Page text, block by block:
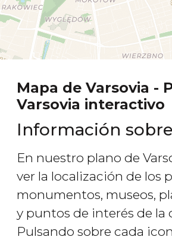
Mapa de Varsovia -
Varsovia interactivo
Información
En nuestro plano de
ver la localización de los
monumentos, museos,
y puntos de interés de la
Pulsando sobre cada